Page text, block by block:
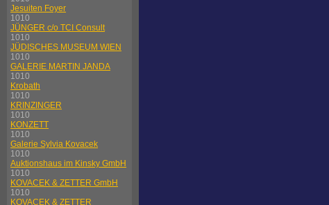
Jesuiten Foyer
1010
JÜNGER c/o TCI Consult
1010
JÜDISCHES MUSEUM WIEN
1010
GALERIE MARTIN JANDA
1010
Krobath
1010
KRINZINGER
1010
KONZETT
1010
Galerie Sylvia Kovacek
1010
Auktionshaus im Kinsky GmbH
1010
KOVACEK & ZETTER GmbH
1010
KOVACEK & ZETTER